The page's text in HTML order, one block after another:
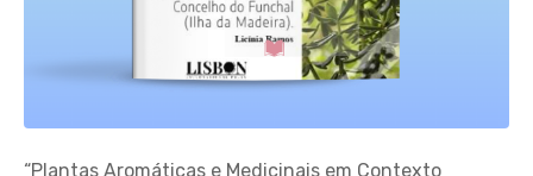
“Plantas Aromáticas e Medicinais em Contexto